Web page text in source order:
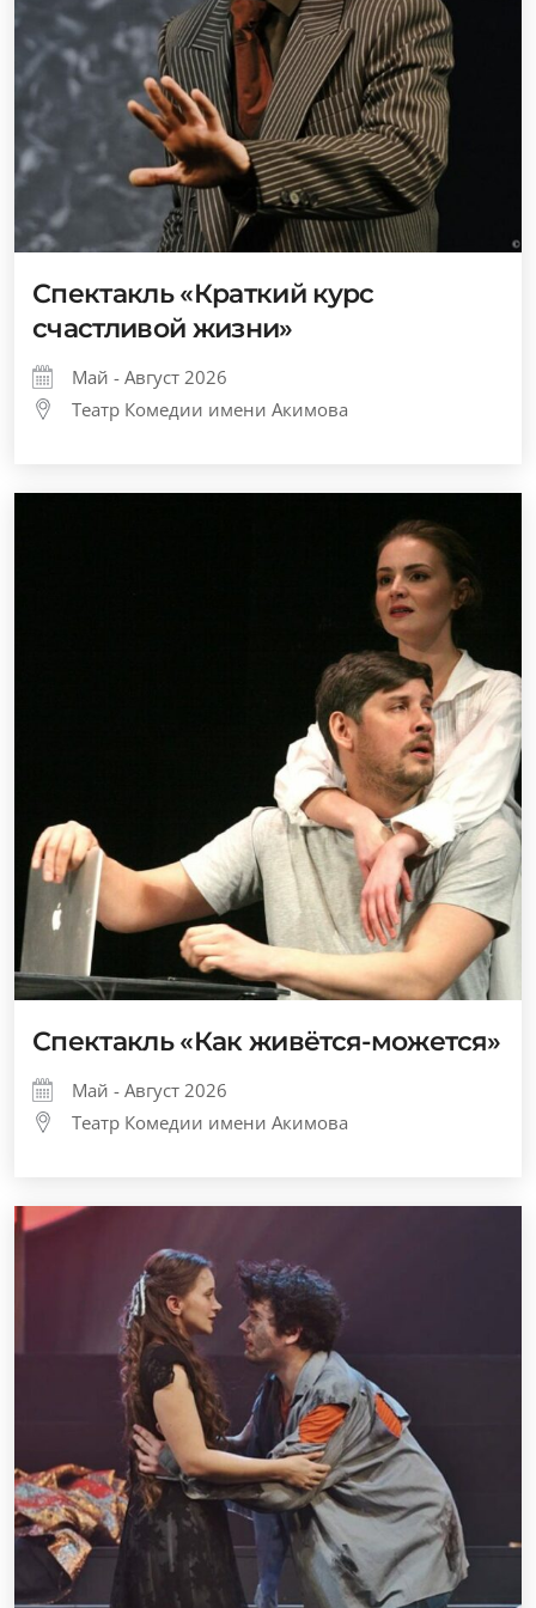
Спектакль «Краткий курс
счастливой жизни»
Май - Август 2026
Театр Комедии имени Акимова
Спектакль «Как живётся-можется»
Май - Август 2026
Театр Комедии имени Акимова